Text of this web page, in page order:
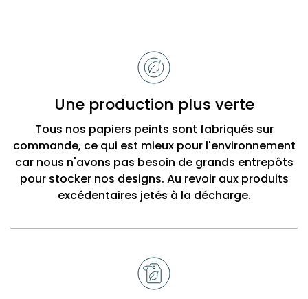
BobbiUne production plus verte
Tous nos papiers peints sont fabriqués sur
commande, ce qui est mieux pour l'environnement
car nous n'avons pas besoin de grands entrepôts
pour stocker nos designs. Au revoir aux produits
excédentaires jetés à la décharge.